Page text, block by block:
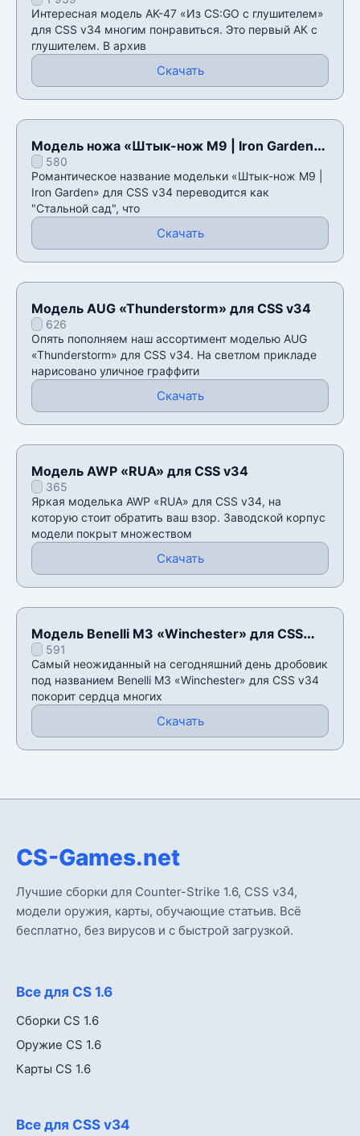
Интересная модель AK-47 «Из CS:GO с глушителем»
для CSS v34 многим понравиться. Это первый АК с
глушителем. В архив
Скачать
Модель ножа «Штык-нож M9 | Iron Garden»
для CSS v34
580
Романтическое название модельки «Штык-нож M9 |
Iron Garden» для CSS v34 переводится как
"Стальной сад", что
Скачать
Модель AUG «Thunderstorm» для CSS v34
626
Опять пополняем наш ассортимент моделью AUG
«Thunderstorm» для CSS v34. На светлом прикладе
нарисовано уличное граффити
Скачать
Модель AWP «RUA» для CSS v34
365
Яркая моделька AWP «RUA» для CSS v34, на
которую стоит обратить ваш взор. Заводской корпус
модели покрыт множеством
Скачать
Модель Benelli M3 «Winchester» для CSS
v34591
Самый неожиданный на сегодняшний день дробовик
под названием Benelli M3 «Winchester» для CSS v34
покорит сердца многих
Скачать
CS-Games.net
Лучшие сборки для Counter-Strike 1.6, CSS v34,
модели оружия, карты, обучающие статьив. Всё
бесплатно, без вирусов и с быстрой загрузкой.
Все для CS 1.6
Сборки CS 1.6
Оружие CS 1.6
Карты CS 1.6
Все для CSS v34